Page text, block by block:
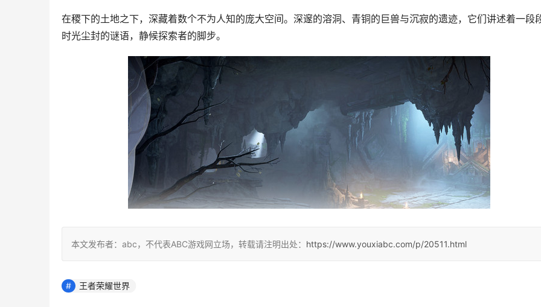
在稷下的土地之下，深藏着数个不为人知的庞大空间。深邃的溶洞、青铜的巨兽与沉寂的遗迹，它们讲述着一段
时光尘封的谜语，静候探索者的脚步。
本文发布者：abc，不代表ABC游戏网立场，转载请注明出处： https://www.youxiabc.com/p/20511.html
王者荣耀世界